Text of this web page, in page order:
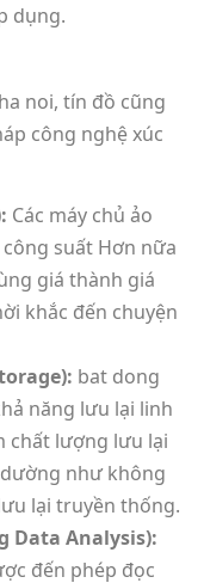
dụng.
noi, tín đồ cũng
công nghệ xúc
Các máy chủ ảo
suất Hơn nữa
giá thành giá
khắc đến chuyện
bat dong
năng lưu lại linh
chất lượng lưu lại
như không
lại truyền thống.
Data Analysis):
đến phép đọc